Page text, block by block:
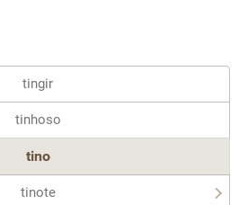
tingir
tinhoso
tino
tinote